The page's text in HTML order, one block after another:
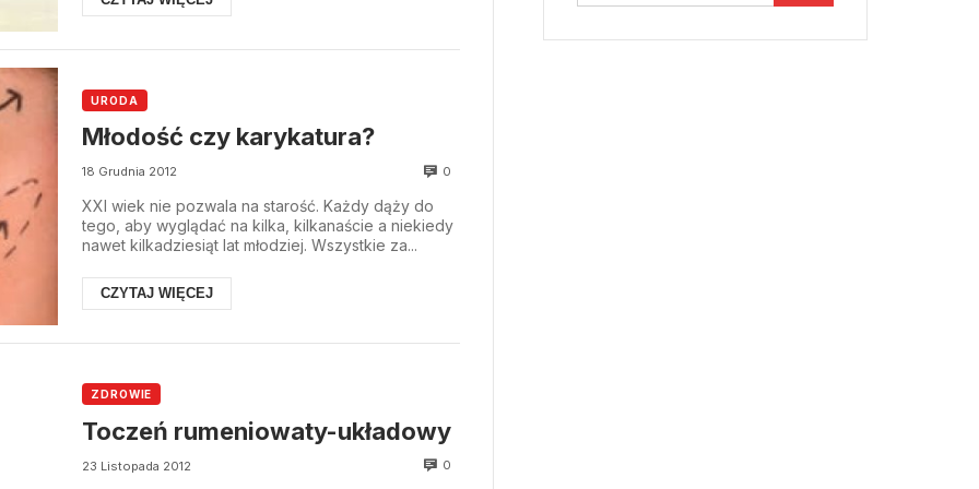
URODA
Młodość czy karykatura?
18 Grudnia 2012 0
XXI wiek nie pozwala na starość. Każdy dąży do
tego, aby wyglądać na kilka, kilkanaście a niekiedy
nawet kilkadziesiąt lat młodziej. Wszystkie za...
CZYTAJ WIĘCEJ
ZDROWIE
Toczeń rumeniowaty-układowy
23 Listopada 2012 0